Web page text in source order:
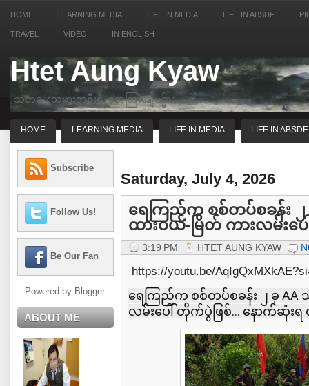
HOME LEARNING MEDIA LIFE IN MEDIA LIFE IN ABSDF
TRAVEL VIDEO IN ENGLISH
Htet Aung Kyaw
သတင္းသမားတဦးရဲ့ အေတြးအျမင္မ်ား
HOME LEARNING MEDIA LIFE IN MEDIA LIFE IN ABSDF
Subscribe
Follow Us!
Be Our Fan
Powered by Blogger.
ABOUT ME
Saturday, July 4, 2026
ရေကြည်က စစ်တပ်စခန်း ၂
ထားဝယ်-မြိတ် ကားလမ်းပ
3:19 PM HTET AUNG KYAW
https://youtu.be/
ရေကြည်က စစ်တပ်စခန်း ၂ ခု AA
လမ်းပေါ် တိုက်ပွဲဖြစ်... နောက်ဆုံး